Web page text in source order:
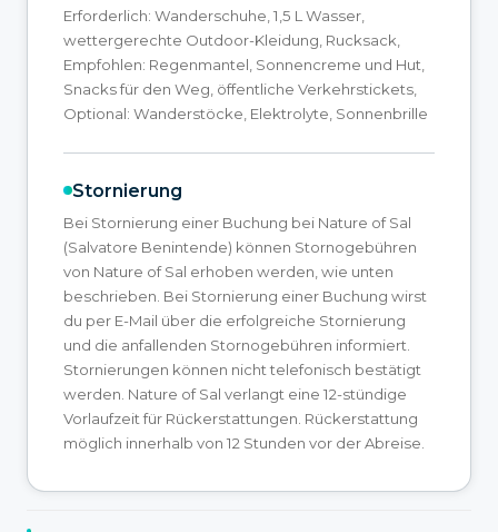
Erforderlich: Wanderschuhe, 1,5 L Wasser,
wettergerechte Outdoor-Kleidung, Rucksack,
Empfohlen: Regenmantel, Sonnencreme und Hut,
Snacks für den Weg, öffentliche Verkehrstickets,
Optional: Wanderstöcke, Elektrolyte, Sonnenbrille
Stornierung
Bei Stornierung einer Buchung bei Nature of Sal
(Salvatore Benintende) können Stornogebühren
von Nature of Sal erhoben werden, wie unten
beschrieben. Bei Stornierung einer Buchung wirst
du per E-Mail über die erfolgreiche Stornierung
und die anfallenden Stornogebühren informiert.
Stornierungen können nicht telefonisch bestätigt
werden. Nature of Sal verlangt eine 12-stündige
Vorlaufzeit für Rückerstattungen. Rückerstattung
möglich innerhalb von 12 Stunden vor der Abreise.